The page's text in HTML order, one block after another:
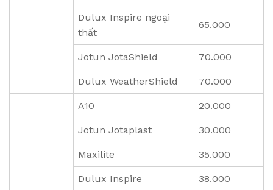
Dulux Inspire ngoại
thất
65.000
Jotun JotaShield 70.000
Dulux WeatherShield 70.000
A10 20.000
Jotun Jotaplast 30.000
Maxilite 35.000
Dulux Inspire 38.000